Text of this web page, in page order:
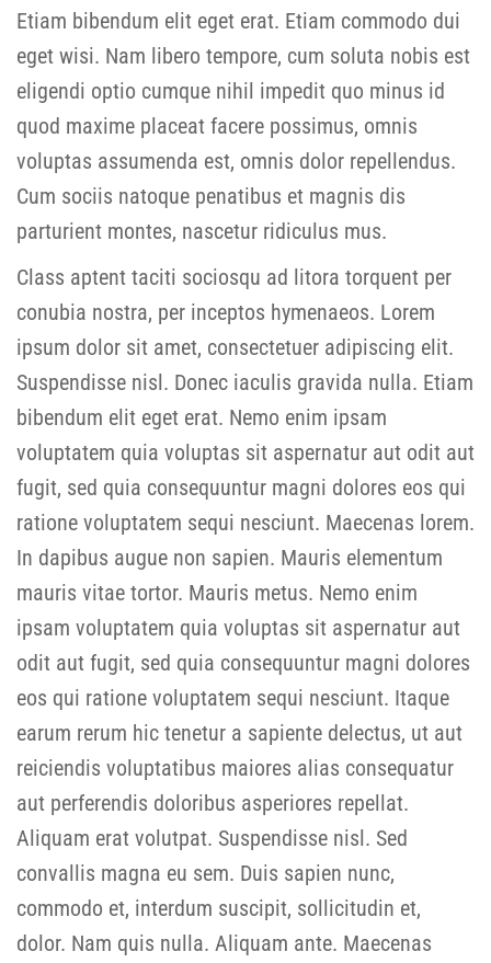
Etiam bibendum elit eget erat. Etiam commodo dui
eget wisi. Nam libero tempore, cum soluta nobis est
eligendi optio cumque nihil impedit quo minus id
quod maxime placeat facere possimus, omnis
voluptas assumenda est, omnis dolor repellendus.
Cum sociis natoque penatibus et magnis dis
parturient montes, nascetur ridiculus mus.
Class aptent taciti sociosqu ad litora torquent per
conubia nostra, per inceptos hymenaeos. Lorem
ipsum dolor sit amet, consectetuer adipiscing elit.
Suspendisse nisl. Donec iaculis gravida nulla. Etiam
bibendum elit eget erat. Nemo enim ipsam
voluptatem quia voluptas sit aspernatur aut odit aut
fugit, sed quia consequuntur magni dolores eos qui
ratione voluptatem sequi nesciunt. Maecenas lorem.
In dapibus augue non sapien. Mauris elementum
mauris vitae tortor. Mauris metus. Nemo enim
ipsam voluptatem quia voluptas sit aspernatur aut
odit aut fugit, sed quia consequuntur magni dolores
eos qui ratione voluptatem sequi nesciunt. Itaque
earum rerum hic tenetur a sapiente delectus, ut aut
reiciendis voluptatibus maiores alias consequatur
aut perferendis doloribus asperiores repellat.
Aliquam erat volutpat. Suspendisse nisl. Sed
convallis magna eu sem. Duis sapien nunc,
commodo et, interdum suscipit, sollicitudin et,
dolor. Nam quis nulla. Aliquam ante. Maecenas